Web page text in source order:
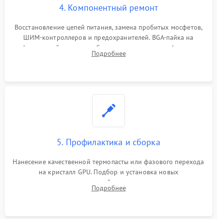
4. Компонентный ремонт
Восстановление цепей питания, замена пробитых мосфетов,
ШИМ-контроллеров и предохранителей. BGA-пайка на
инфракрасной станции реболлинг или замена графического
чипа и дефектной памяти GDDR. Прошивка BIOS
Подробнее
5. Профилактика и сборка
Нанесение качественной термопасты или фазового перехода
на кристалл GPU. Подбор и установка новых
термопрокладок правильной толщины на память и цепи
питания. Монтаж радиатора и бэкплейта, подключение и
Подробнее